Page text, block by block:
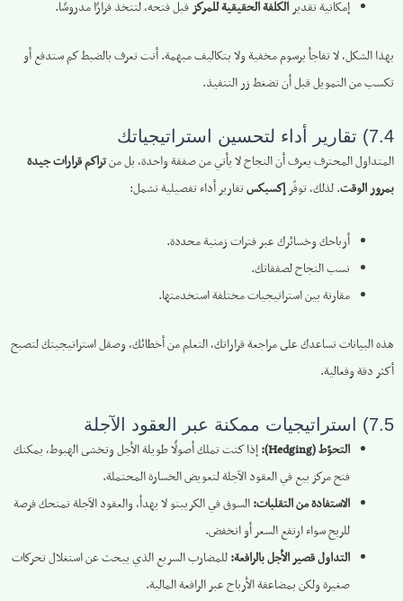
إمكانية تقديرالكلفة الحقيقية للمركزقبل فتحه، لتتخذ قرارًا مدروسًا.
بهذا الشكل، لا تفاجأ برسوم مخفية ولا بتكاليف مبهمة. أنت تعرف بالضبط كم ستدفع أو
تكسب من التمويل قبل أن تضغط زر التنفيذ.
7.4) تقارير أداء لتحسين استراتيجياتك
المتداول المحترف يعرف أن النجاح لا يأتي من صفقة واحدة، بل منتراكم قرارات جيدة
بمرور الوقت. لذلك، توفّرإكسبكستقارير أداء تفصيلية تشمل:
أرباحك وخسائرك عبر فترات زمنية محددة.
نسب النجاح لصفقاتك.
مقارنة بين استراتيجيات مختلفة استخدمتها.
هذه البيانات تساعدك على مراجعة قراراتك، التعلم من أخطائك، وصقل استراتيجيتك لتصبح
أكثر دقة وفعالية.
7.5) استراتيجيات ممكنة عبر العقود الآجلة
التحوّط (Hedging):
إذا كنت تملك أصولًا طويلة الأجل وتخشى الهبوط، يمكنك
فتح مركز بيع في العقود الآجلة لتعويض الخسارة المحتملة.
الاستفادة من التقلبات:السوق في الكريبتو لا يهدأ، والعقود الآجلة تمنحك فرصة
للربح سواء ارتفع السعر أو انخفض.
التداول قصير الأجل بالرافعة:للمضارب السريع الذي يبحث عن استغلال تحركات
صغيرة ولكن بمضاعفة الأرباح عبر الرافعة المالية.